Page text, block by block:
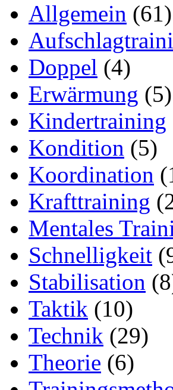
Allgemein (61)
Doppel (4)
Erwärmung (5)
Kindertraining
Kondition (5)
Koordination
Krafttraining
Mentales
Schnelligkeit
Stabilisation
Taktik (10)
Technik (29)
Theorie (6)